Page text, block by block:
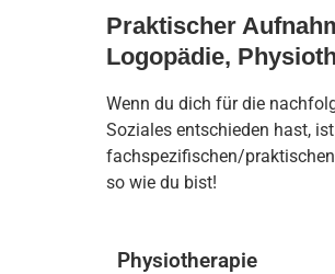
Praktischer
Logopädie,
Wenn du dich für die
Soziales entschieden hast,
fachspezifischen/
so wie du bist!
Physiotherapie